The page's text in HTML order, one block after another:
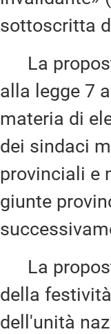
sottoscritta
La
alla legge 7
materia di
dei sindaci
provinciali e
giunte
La
della
dell'unità